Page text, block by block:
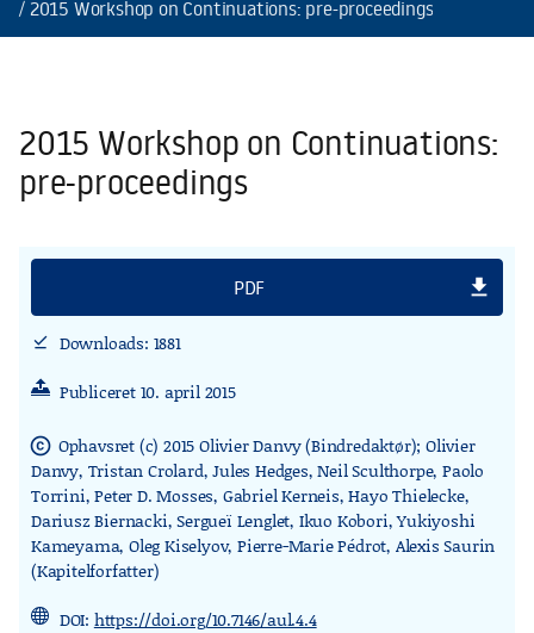
2015 Workshop on Continuations: pre-proceedings
2015 Workshop on Continuations:
pre-proceedings
PDF file_download
download_done
Downloads: 1881
Publiceret 10. april 2015
copyright Ophavsret (c) 2015 Olivier Danvy (Bindredaktør); Olivier
Danvy, Tristan Crolard, Jules Hedges, Neil Sculthorpe, Paolo
Torrini, Peter D. Mosses, Gabriel Kerneis, Hayo Thielecke,
Dariusz Biernacki, Sergueï Lenglet, Ikuo Kobori, Yukiyoshi
Kameyama, Oleg Kiselyov, Pierre-Marie Pédrot, Alexis Saurin
(Kapitelforfatter)
DOI: https://doi.org/10.7146/aul.4.4